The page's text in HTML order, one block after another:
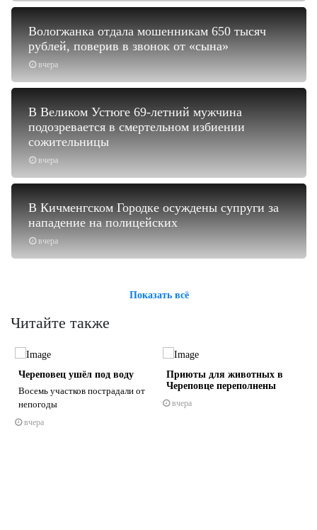
вчера
Вологжанка отдала мошенникам 650 тысяч
рублей, поверив в звонок от «сына»
вчера
В Великом Устюге 69-летний мужчина
подозревается в смертельном избиении
сожительницы
вчера
В Кичменгском Городке осуждены супруги за
нападение на полицейских
Показать всё
Читайте также
Череповец ушёл под воду
Восемь участков пострадали от
непогоды
вчера
Приюты для животных в
Череповце переполнены
вчера